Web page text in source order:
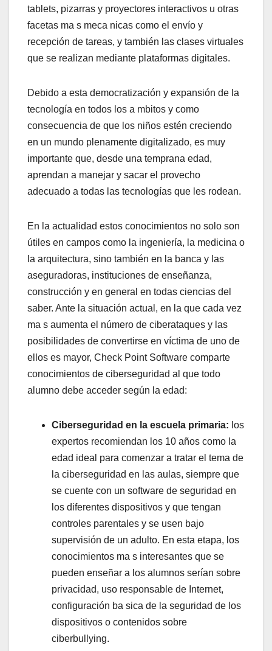
tablets, pizarras y proyectores interactivos u otras
facetas ma s meca nicas como el envío y
recepción de tareas, y también las clases virtuales
que se realizan mediante plataformas digitales.
Debido a esta democratización y expansión de la
tecnología en todos los a mbitos y como
consecuencia de que los niños estén creciendo
en un mundo plenamente digitalizado, es muy
importante que, desde una temprana edad,
aprendan a manejar y sacar el provecho
adecuado a todas las tecnologías que les rodean.
En la actualidad estos conocimientos no solo son
útiles en campos como la ingeniería, la medicina o
la arquitectura, sino también en la banca y las
aseguradoras, instituciones de enseñanza,
construcción y en general en todas ciencias del
saber. Ante la situación actual, en la que cada vez
ma s aumenta el número de ciberataques y las
posibilidades de convertirse en víctima de uno de
ellos es mayor, Check Point Software comparte
conocimientos de ciberseguridad al que todo
alumno debe acceder según la edad:
Ciberseguridad en la escuela primaria: los
expertos recomiendan los 10 años como la
edad ideal para comenzar a tratar el tema de
la ciberseguridad en las aulas, siempre que
se cuente con un software de seguridad en
los diferentes dispositivos y que tengan
controles parentales y se usen bajo
supervisión de un adulto. En esta etapa, los
conocimientos ma s interesantes que se
pueden enseñar a los alumnos serían sobre
privacidad, uso responsable de Internet,
configuración ba sica de la seguridad de los
dispositivos o contenidos sobre
ciberbullying.